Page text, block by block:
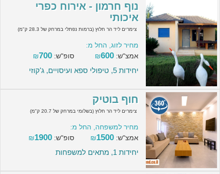
נוף חרמון - אירוח כפרי
איכותי
צימרים ליד הר חלוץ (ברמות נפתלי במרחק של 28.3 ק"מ)
מחיר לזוג, החל מ:
אמצ"ש:
₪600 סופ"ש: ₪700
יחידות 5, טיפולי ספא ועיסויים, ג'קוזי
חוף בוטיק
צימרים ליד הר חלוץ (בשלומי במרחק של 20.7 ק"מ)
מחיר למשפחה, החל מ:
אמצ"ש:
₪1500 סופ"ש: ₪1900
יחידות 1, מתאים למשפחות